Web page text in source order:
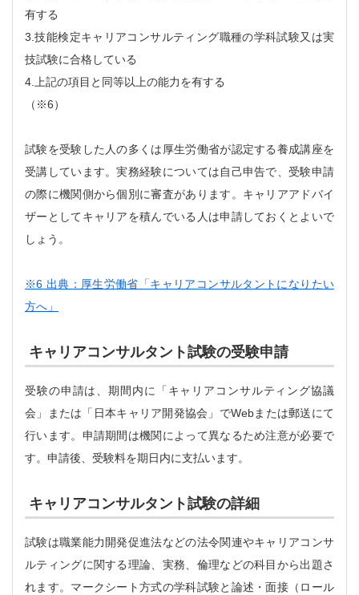
有する
3.技能検定キャリアコンサルティング職種の学科試験又は実
技試験に合格している
4.上記の項目と同等以上の能力を有する
（※6）
試験を受験した人の多くは厚生労働省が認定する養成講座を
受講しています。実務経験については自己申告で、受験申請
の際に機関側から個別に審査があります。キャリアアドバイ
ザーとしてキャリアを積んでいる人は申請しておくとよいで
しょう。
※6 出典：厚生労働省「キャリアコンサルタントになりたい
方へ」
キャリアコンサルタント試験の受験申請
受験の申請は、期間内に「キャリアコンサルティング協議
会」または「日本キャリア開発協会」でWebまたは郵送にて
行います。申請期間は機関によって異なるため注意が必要で
す。申請後、受験料を期日内に支払います。
キャリアコンサルタント試験の詳細
試験は職業能力開発促進法などの法令関連やキャリアコンサ
ルティングに関する理論、実務、倫理などの科目から出題さ
れます。マークシート方式の学科試験と論述・面接（ロール